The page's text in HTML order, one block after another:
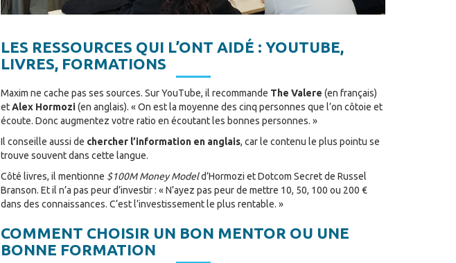
LES RESSOURCES QUI L’ONT AIDÉ : YOUTUBE,
LIVRES, FORMATIONS
Maxim ne cache pas ses sources. Sur YouTube, il recommande The Valere (en français)
etAlex Hormozi(en anglais). « On est la moyenne des cinq personnes que l’on côtoie et
écoute. Donc augmentez votre ratio en écoutant les bonnes personnes. »
Il conseille aussi de chercher l’information en anglais, car le contenu le plus pointu se
trouve souvent dans cette langue.
Côté livres, il mentionne $100M Money Modeld’Hormozi et Dotcom Secret de Russel
Branson. Et il n’a pas peur d’investir : « N’ayez pas peur de mettre 10, 50, 100 ou 200 €
dans des connaissances. C’est l’investissement le plus rentable. »
COMMENT CHOISIR UN BON MENTOR OU UNE
BONNE FORMATION